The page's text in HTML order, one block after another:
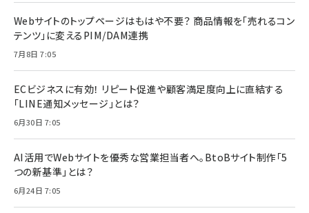
Webサイトのトップページはもはや不要？ 商品情報を「売れるコン
テンツ」に変えるPIM/DAM連携
7月8日 7:05
ECビジネスに有効！ リピート促進や顧客満足度向上に直結する
「LINE通知メッセージ」とは？
6月30日 7:05
AI活用でWebサイトを優秀な営業担当者へ。BtoBサイト制作「5
つの新基準」とは？
6月24日 7:05